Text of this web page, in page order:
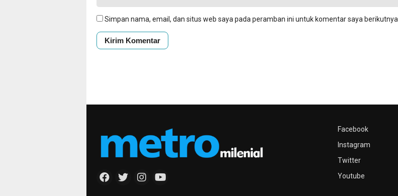
Simpan nama, email, dan situs web saya pada peramban ini untuk komentar saya berikutnya.
Facebook
Instagram
Twitter
Youtube